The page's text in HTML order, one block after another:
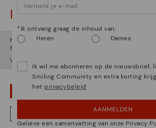
Let op!
Het lijkt erop dat je in Verenigde Staten
bent
toegang te krijgen tot de
Wil je naar onze
OEPS! FOUTJE, IK WIL GRAAG IN VERENIGDE
NEE, IK WIL DE NEDERLAND
*Ik ontvang graag de inhoud van:
Heren
Dames
Ik wil me abonneren op de nieuwsbrief,
Smiling Community en extra korting
het privacybeleid
AANMELDEN
Gelieve een samenvatting van onze Privacy